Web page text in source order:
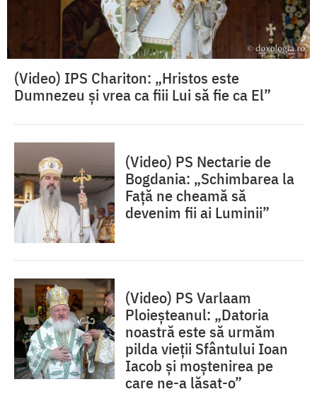
(Video) IPS Chariton: „Hristos este
Dumnezeu și vrea ca fiii Lui să fie ca El”
(Video) PS Nectarie de
Bogdania: „Schimbarea la
Față ne cheamă să
devenim fii ai Luminii”
(Video) PS Varlaam
Ploieșteanul: „Datoria
noastră este să urmăm
pilda vieții Sfântului Ioan
Iacob și moștenirea pe
care ne-a lăsat-o”